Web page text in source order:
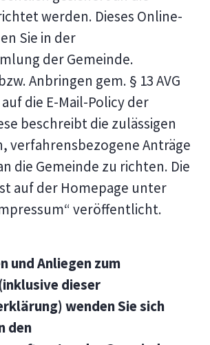
werden. Dieses Online-
Sie in der
der Gemeinde.
Anbringen gem. § 13 AVG
die E-Mail-Policy der
beschreibt die zulässigen
verfahrensbezogene Anträge
die Gemeinde zu richten. Die
auf der Homepage unter
veröffentlicht.
und Anliegen zum
dieser
wenden Sie sich
den